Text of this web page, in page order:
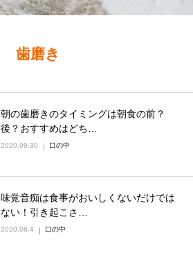
歯磨き
朝の歯磨きのタイミングは朝食の前？
後？おすすめはどち…
2020.09.30 口の中
味覚音痴は食事がおいしくないだけでは
ない！引き起こさ…
2020.08.4 口の中